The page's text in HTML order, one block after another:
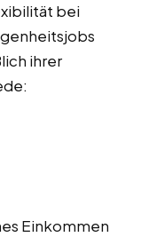
bei
ihrer
Einkommen